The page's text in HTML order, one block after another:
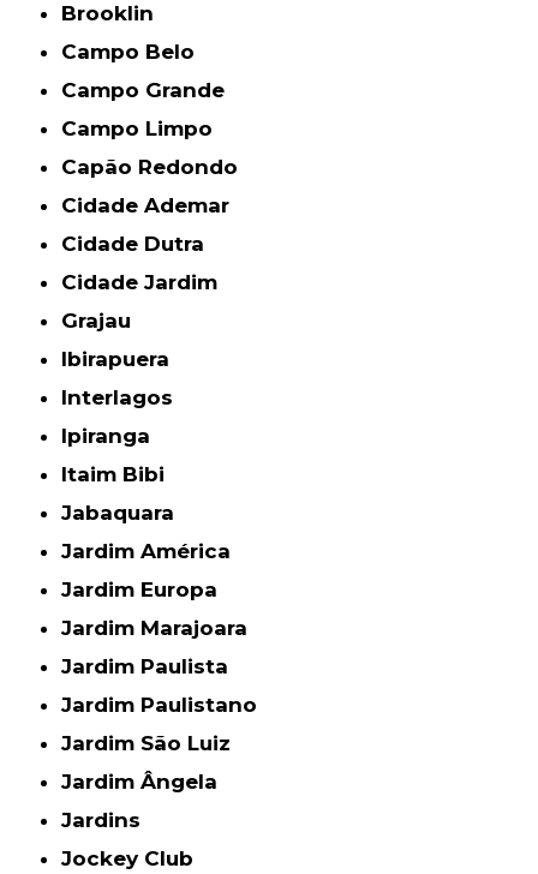
Brooklin
Campo Belo
Campo Grande
Campo Limpo
Capão Redondo
Cidade Ademar
Cidade Dutra
Cidade Jardim
Grajau
Ibirapuera
Interlagos
Ipiranga
Itaim Bibi
Jabaquara
Jardim América
Jardim Europa
Jardim Marajoara
Jardim Paulista
Jardim Paulistano
Jardim São Luiz
Jardim Ângela
Jardins
Jockey Club